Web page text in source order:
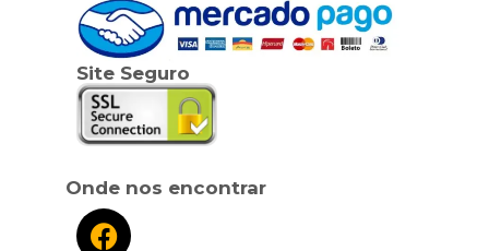
Site Seguro
Onde nos encontrar